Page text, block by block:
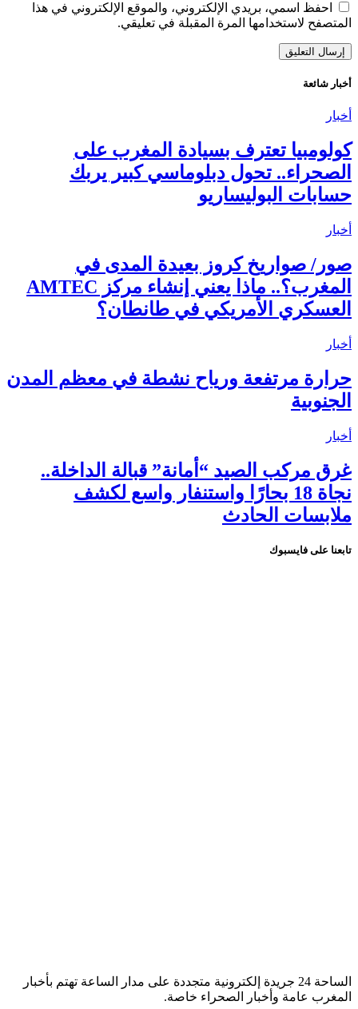
احفظ اسمي، بريدي الإلكتروني، والموقع الإلكتروني في هذا
المتصفح لاستخدامها المرة المقبلة في تعليقي.
أخبار شائعة
أخبار
كولومبيا تعترف بسيادة المغرب على
الصحراء.. تحول دبلوماسي كبير يربك
حسابات البوليساريو
أخبار
صور/ صواريخ كروز بعيدة المدى في
المغرب؟.. ماذا يعني إنشاء مركز AMTEC
العسكري الأمريكي في طانطان؟
أخبار
حرارة مرتفعة ورياح نشطة في معظم المدن
الجنوبية
أخبار
غرق مركب الصيد “أمانة” قبالة الداخلة..
نجاة 18 بحارًا واستنفار واسع لكشف
ملابسات الحادث
تابعنا على فايسبوك
الساحة 24 جريدة إلكترونية متجددة على مدار الساعة تهتم بأخبار
المغرب عامة وأخبار الصحراء خاصة.